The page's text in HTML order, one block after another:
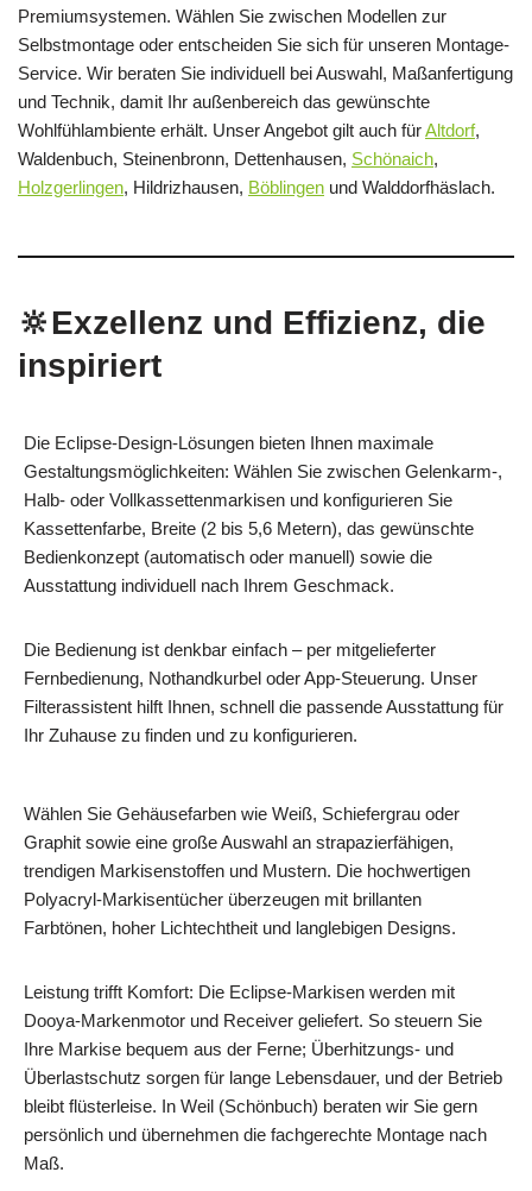
Premiumsystemen. Wählen Sie zwischen Modellen zur
Selbstmontage oder entscheiden Sie sich für unseren Montage-
Service. Wir beraten Sie individuell bei Auswahl, Maßanfertigung
und Technik, damit Ihr außenbereich das gewünschte
Wohlfühlambiente erhält. Unser Angebot gilt auch fürAltdorf,
Waldenbuch, Steinenbronn, Dettenhausen, Schönaich,
Holzgerlingen, Hildrizhausen, Böblingen und Walddorfhäslach.
🔆Exzellenz und Effizienz, die
inspiriert
Die Eclipse-Design-Lösungen bieten Ihnen maximale
Gestaltungsmöglichkeiten: Wählen Sie zwischen Gelenkarm-,
Halb- oder Vollkassettenmarkisen und konfigurieren Sie
Kassettenfarbe, Breite (2 bis 5,6 Metern), das gewünschte
Bedienkonzept (automatisch oder manuell) sowie die
Ausstattung individuell nach Ihrem Geschmack.
Die Bedienung ist denkbar einfach – per mitgelieferter
Fernbedienung, Nothandkurbel oder App-Steuerung. Unser
Filterassistent hilft Ihnen, schnell die passende Ausstattung für
Ihr Zuhause zu finden und zu konfigurieren.
Wählen Sie Gehäusefarben wie Weiß, Schiefergrau oder
Graphit sowie eine große Auswahl an strapazierfähigen,
trendigen Markisenstoffen und Mustern. Die hochwertigen
Polyacryl-Markisentücher überzeugen mit brillanten
Farbtönen, hoher Lichtechtheit und langlebigen Designs.
Leistung trifft Komfort: Die Eclipse-Markisen werden mit
Dooya-Markenmotor und Receiver geliefert. So steuern Sie
Ihre Markise bequem aus der Ferne; Überhitzungs- und
Überlastschutz sorgen für lange Lebensdauer, und der Betrieb
bleibt flüsterleise. In Weil (Schönbuch) beraten wir Sie gern
persönlich und übernehmen die fachgerechte Montage nach
Maß.